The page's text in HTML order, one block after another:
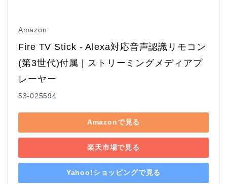
Amazon
Fire TV Stick - Alexa対応音声認識リモコン
(第3世代)付属 | ストリーミングメディアプ
レーヤー
53-025594
Amazonで見る
楽天市場で見る
Yahoo!ショッピングで見る